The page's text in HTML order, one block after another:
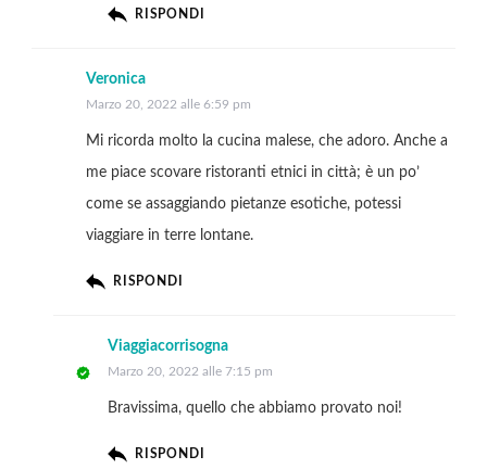
RISPONDI
Veronica
Marzo 20, 2022 alle 6:59 pm
Mi ricorda molto la cucina malese, che adoro. Anche a
me piace scovare ristoranti etnici in città; è un po’
come se assaggiando pietanze esotiche, potessi
viaggiare in terre lontane.
RISPONDI
Viaggiacorrisogna
Marzo 20, 2022 alle 7:15 pm
Bravissima, quello che abbiamo provato noi!
RISPONDI